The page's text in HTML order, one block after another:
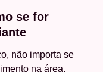
se for
não importa se
na área.